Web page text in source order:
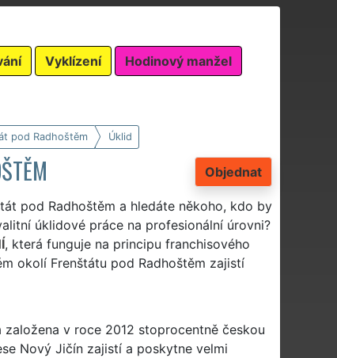
Vyklízení Hodinový manžel
pod Radhoštěm Úklid
Objednat
pod Radhoštěm a hledáte někoho, kdo by
úklidové práce na profesionální úrovni?
, která funguje na principu franchisového
okolí Frenštátu pod Radhoštěm zajistí
založena v roce 2012 stoprocentně českou
Nový Jičín zajistí a poskytne velmi